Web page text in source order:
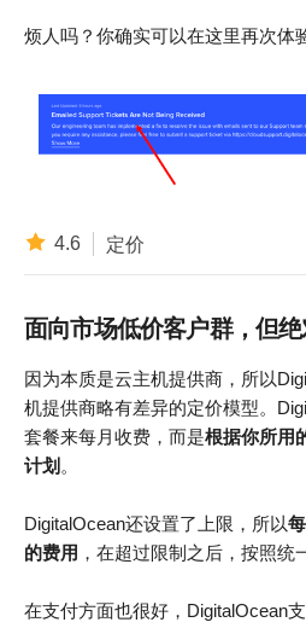
烦人吗？你确实可以在这里再次体
4.6 定价
面向市场低价客户群，但
因为本质是云主机提供商，所以
机提供商略有差异的定价模型。
套餐来每月收费，而是根据你所用
计划 。
DigitalOcean还设置了上限，所以
的费用 ，在超过限制之后，按照统
在支付方面也很好，DigitalOcean